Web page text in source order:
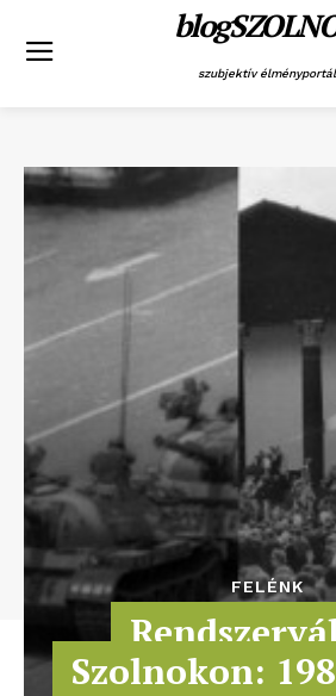
szubjektív élményportál
FELÉNK
Szolnokon: